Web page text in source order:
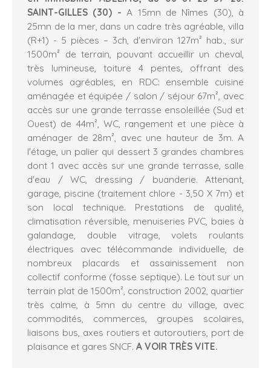
SAINT-GILLES (30) -A 15mn de Nîmes (30), à
25mn de la mer, dans un cadre très agréable, villa
(R+1) - 5 pièces – 3ch, d'environ 127m² hab., sur
1500m² de terrain, pouvant accueillir un cheval,
très lumineuse, toiture 4 pentes, offrant des
volumes agréables, en RDC: ensemble cuisine
aménagée et équipée / salon / séjour 67m², avec
accès sur une grande terrasse ensoleillée (Sud et
Ouest) de 44m², WC, rangement et une pièce à
aménager de 28m², avec une hauteur de 3m. A
l'étage, un palier qui dessert 3 grandes chambres
dont 1 avec accès sur une grande terrasse, salle
d'eau / WC, dressing / buanderie. Attenant,
garage, piscine (traitement chlore - 3,50 X 7m) et
son local technique. Prestations de qualité,
climatisation réversible, menuiseries PVC, baies à
galandage, double vitrage, volets roulants
électriques avec télécommande individuelle, de
nombreux placards et assainissement non
collectif conforme (fosse septique). Le tout sur un
terrain plat de 1500m², construction 2002, quartier
très calme, à 5mn du centre du village, avec
commodités, commerces, groupes scolaires,
liaisons bus, axes routiers et autoroutiers, port de
plaisance et gares SNCF. A VOIR TRÈS VITE.